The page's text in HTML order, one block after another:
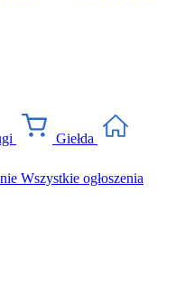
Giełda
Wszystkie ogłoszenia